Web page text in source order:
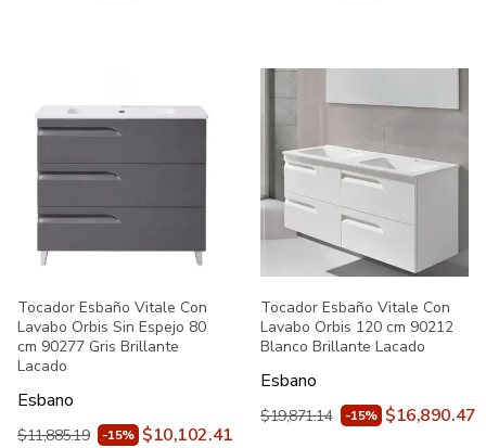
Tocador Esbaño Vitale Con
Lavabo Orbis Sin Espejo 80
cm 90277 Gris Brillante
Lacado
Esbano
$11,885.19 -15% $10,102.41
Tocador Esbaño Vitale Con
Lavabo Orbis 120 cm 90212
Blanco Brillante Lacado
Esbano
$19,871.14 -15% $16,890.47